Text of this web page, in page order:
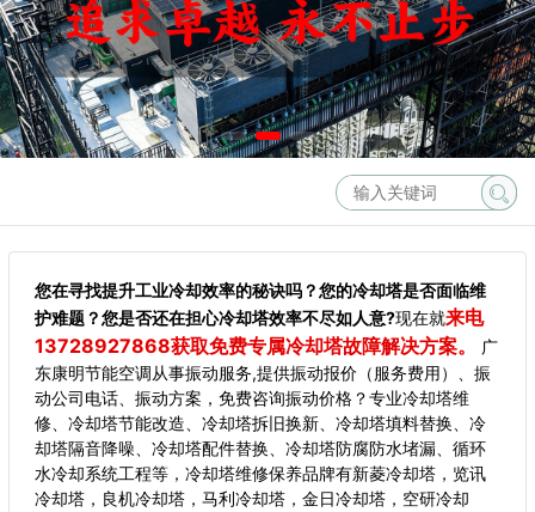
您在寻找提升工业冷却效率的秘诀吗？您的冷却塔是否面临维
护难题？您是否还在担心冷却塔效率不尽如人意?现在就来电
13728927868获取免费专属冷却塔故障解决方案。
广
东康明节能空调从事振动服务,提供振动报价（服务费用）、振
动公司电话、振动方案，免费咨询振动价格？专业冷却塔维
修、冷却塔节能改造、冷却塔拆旧换新、冷却塔填料替换、冷
却塔隔音降噪、冷却塔配件替换、冷却塔防腐防水堵漏、循环
水冷却系统工程等，冷却塔维修保养品牌有新菱冷却塔，览讯
冷却塔，良机冷却塔，马利冷却塔，金日冷却塔，空研冷却